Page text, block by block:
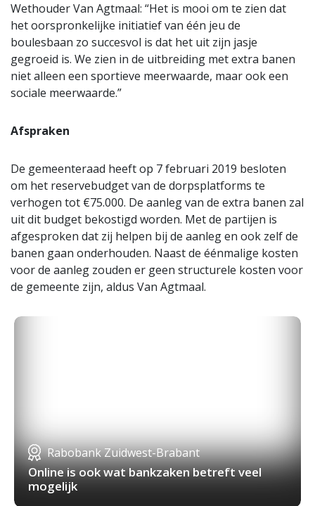
Wethouder Van Agtmaal: “Het is mooi om te zien dat
het oorspronkelijke initiatief van één jeu de
boulesbaan zo succesvol is dat het uit zijn jasje
gegroeid is. We zien in de uitbreiding met extra banen
niet alleen een sportieve meerwaarde, maar ook een
sociale meerwaarde.”
Afspraken
De gemeenteraad heeft op 7 februari 2019 besloten
om het reservebudget van de dorpsplatforms te
verhogen tot €75.000. De aanleg van de extra banen zal
uit dit budget bekostigd worden. Met de partijen is
afgesproken dat zij helpen bij de aanleg en ook zelf de
banen gaan onderhouden. Naast de éénmalige kosten
voor de aanleg zouden er geen structurele kosten voor
de gemeente zijn, aldus Van Agtmaal.
Rabobank Zuidwest-Brabant
Online is ook wat bankzaken betreft veel
mogelijk